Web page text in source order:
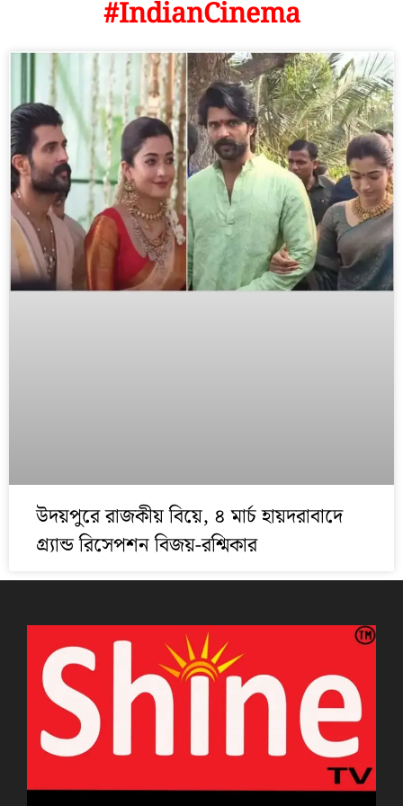
#IndianCinema
উদয়পুরে রাজকীয় বিয়ে, ৪ মার্চ হায়দরাবাদে
গ্র্যান্ড রিসেপশন বিজয়-রশ্মিকার